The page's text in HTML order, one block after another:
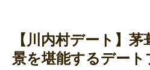
【川内村デート】
景を堪能するデー